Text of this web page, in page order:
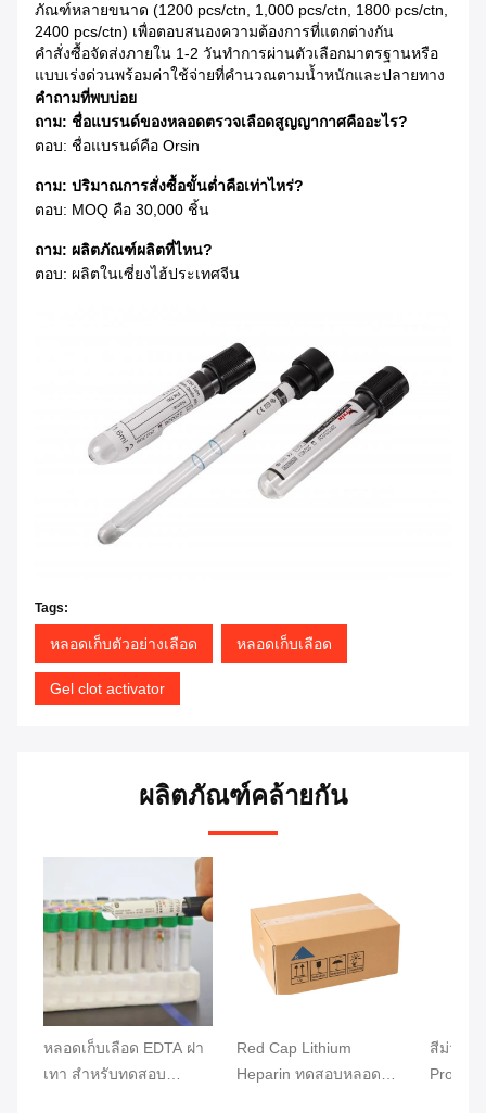
ภัณฑ์หลายขนาด (1200 pcs/ctn, 1,000 pcs/ctn, 1800 pcs/ctn,
2400 pcs/ctn) เพื่อตอบสนองความต้องการที่แตกต่างกัน
คำสั่งซื้อจัดส่งภายใน 1-2 วันทำการผ่านตัวเลือกมาตรฐานหรือ
แบบเร่งด่วนพร้อมค่าใช้จ่ายที่คำนวณตามน้ำหนักและปลายทาง
คำถามที่พบบ่อย
ถาม: ชื่อแบรนด์ของหลอดตรวจเลือดสูญญากาศคืออะไร?
ตอบ: ชื่อแบรนด์คือ Orsin
ถาม: ปริมาณการสั่งซื้อขั้นต่ำคือเท่าไหร่?
ตอบ: MOQ คือ 30,000 ชิ้น
ถาม: ผลิตภัณฑ์ผลิตที่ไหน?
ตอบ: ผลิตในเซี่ยงไฮ้ประเทศจีน
Tags:
หลอดเก็บตัวอย่างเลือด หลอดเก็บเลือด
Gel clot activator
ผลิตภัณฑ์คล้ายกัน
หลอดเก็บเลือด EDTA ฝา
เทา สำหรับทดสอบ
Red Cap Lithium
Heparin ทดสอบหลอด
สีม่วง